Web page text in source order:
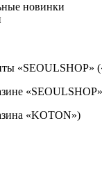
новинки
«KOTON»)